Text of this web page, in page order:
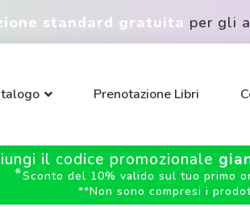
standard gratuita per gli
Prenotazione Libri
il codice promozionale
*Sconto del 10% valido sul tuo primo
**Non sono compresi i